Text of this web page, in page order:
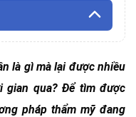
là gì mà lại được nhiều
gian qua? Để tìm được
pháp thẩm mỹ đang